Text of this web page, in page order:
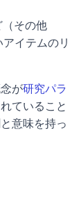
その他
イテムのリ
が研究パラ
ていること
意味を持っ